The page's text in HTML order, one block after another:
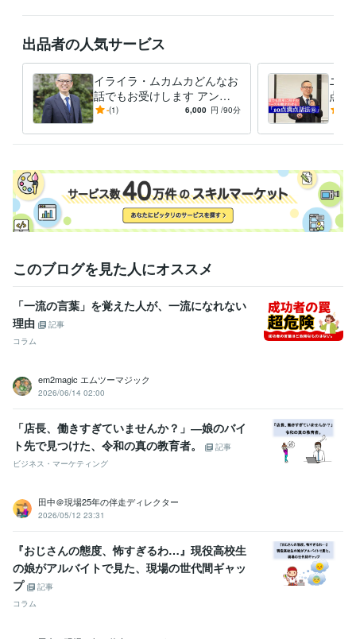
ベストプラクティス賞 ワールドベストマネージャー
とは何？ コミュニケーションの取り方を知りたい
資格・検定
メンタルヘルスマネジメント検定 取得年 : 2021年
得意分野
営業 人材育成
悩み相談・カウンセリング 怒りに対するコンサルタント
営業 管理職 人材育成 家庭 アンガーマネジメント
出品者の人気サービス
イライラ・ムカムカどんなお
話でもお受けします アンガ
ーマネジメントコンサルタン
す
-(1) 6,000 円 /90分
ニー
点話
ニー
う。
このブログを見た人にオススメ
「一流の言葉」を覚えた人が、一流になれない
理由
記事
コラム
em2magic エムツーマジック
2026/06/14 02:00
「店長、働きすぎていませんか？」―娘のバイ
ト先で見つけた、令和の真の教育者。
記事
ビジネス・マーケティング
田中＠現場25年の伴走ディレクター
2026/05/12 23:31
『おじさんの態度、怖すぎるわ…』現役高校生
の娘がアルバイトで見た、現場の世代間ギャッ
プ
記事
コラム